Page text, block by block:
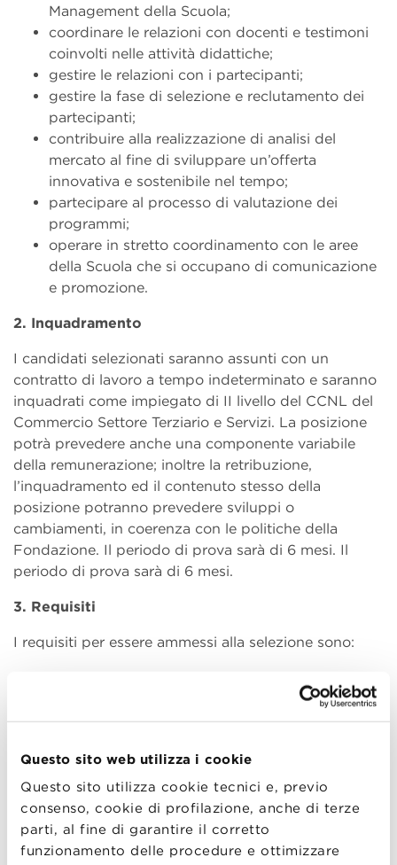
Questo sito web utilizza i cookie
Questo sito utilizza cookie tecnici e, previo
consenso, cookie di profilazione, anche di terze
parti, al fine di garantire il corretto
funzionamento delle procedure e ottimizzare
Management della Scuola;
coordinare le relazioni con docenti e testimoni
coinvolti nelle attività didattiche;
gestire le relazioni con i partecipanti;
gestire la fase di selezione e reclutamento dei
partecipanti;
contribuire alla realizzazione di analisi del
mercato al fine di sviluppare un’offerta
innovativa e sostenibile nel tempo;
partecipare al processo di valutazione dei
programmi;
operare in stretto coordinamento con le aree
della Scuola che si occupano di comunicazione
e promozione.
2. Inquadramento
I candidati selezionati saranno assunti con un
contratto di lavoro a tempo indeterminato e saranno
inquadrati come impiegato di II livello del CCNL del
Commercio Settore Terziario e Servizi. La posizione
potrà prevedere anche una componente variabile
della remunerazione; inoltre la retribuzione,
l’inquadramento ed il contenuto stesso della
posizione potranno prevedere sviluppi o
cambiamenti, in coerenza con le politiche della
Fondazione. Il periodo di prova sarà di 6 mesi. Il
periodo di prova sarà di 6 mesi.
3. Requisiti
I requisiti per essere ammessi alla selezione sono:
ordinamento, triennale, specialistica, magistrale
o equipollente);
settore della formazione manageriale executive
o della formazione post-laurea in ambito
manageriale;
conoscenza dei software di produttività
personale;